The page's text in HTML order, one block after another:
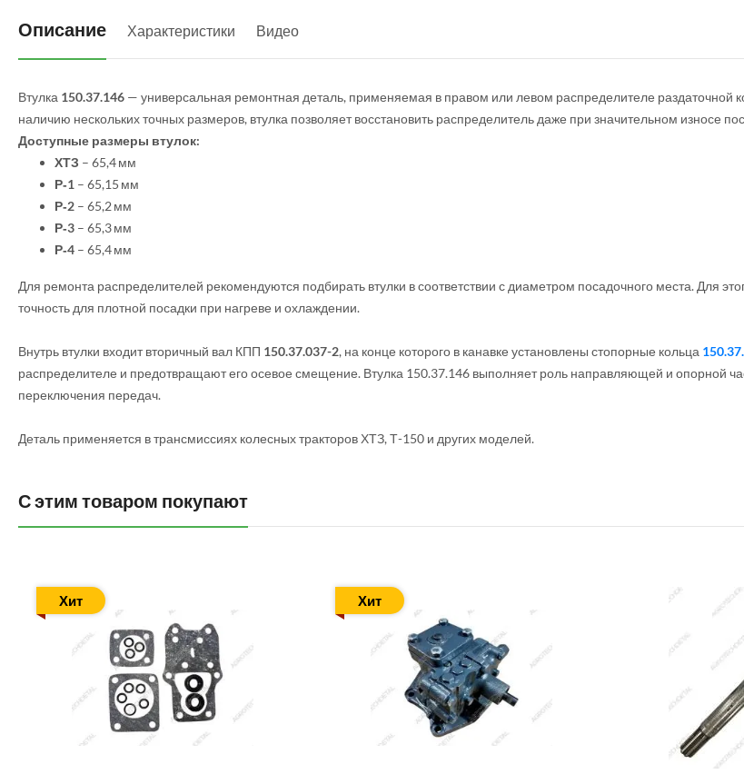
Описание Характеристики Видео
Втулка 150.37.146 — универсальная ремонтная деталь, применяемая в правом или левом распределителе раздаточной
наличию нескольких точных размеров, втулка позволяет восстановить распределитель даже при значительном износе
Доступные размеры втулок:
ХТЗ – 65,4 мм
Р‑1 – 65,15 мм
Р‑2 – 65,2 мм
Р‑3 – 65,3 мм
Р‑4 – 65,4 мм
Для ремонта распределителей рекомендуются подбирать втулки в соответствии с диаметром посадочного места. Для
точность для плотной посадки при нагреве и охлаждении.
Внутрь втулки входит вторичный вал КПП 150.37.037-2, на конце которого в канавке установлены стопорные кольца
распределителе и предотвращают его осевое смещение. Втулка 150.37.146 выполняет роль направляющей и опорной
переключения передач.
Деталь применяется в трансмиссиях колесных тракторов ХТЗ, Т-150 и других моделей.
С этим товаром покупают
Хит Хит